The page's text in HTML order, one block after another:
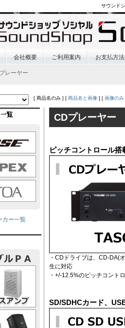
サウンド
会社概要 ご利用案内 お支払方法
レーヤー
[ 商品名のみ ] [ 商品名と画像 ] [ 画像のみ
CDプレーヤー
ピッチコントロール
・CDドライブは、CD-DA(
生に対応
・+/-12.5%のピッチコント
SD/SDHCカード、
カー一覧